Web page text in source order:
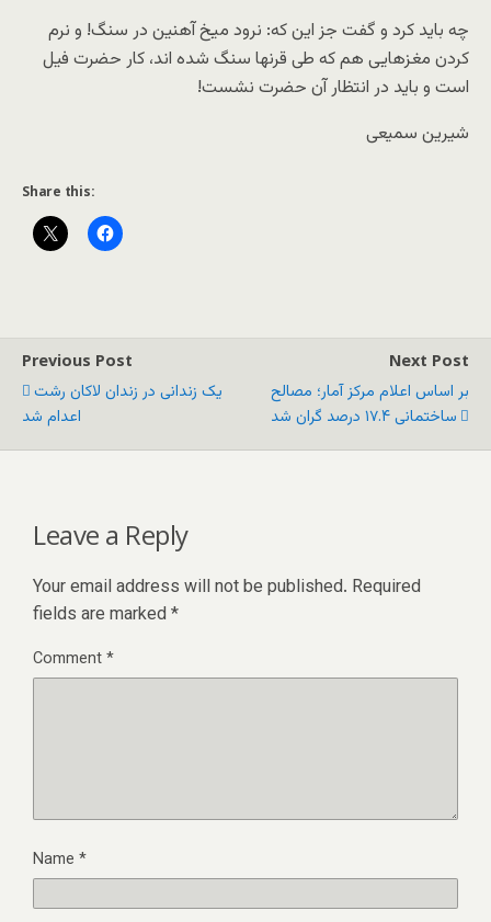
چه باید کرد و گفت جز این که: نرود میخ آهنین در سنگ! و نرم
کردن مغزهایی هم که طی قرنها سنگ شده اند، کار حضرت فیل
است و باید در انتظار آن حضرت نشست!
شیرین سمیعی
Share this:
Previous Post
یک زندانی در زندان لاکان رشت
اعدام شد
Next Post
بر اساس اعلام مرکز آمار؛ مصالح
ساختمانی ۱۷.۴ درصد گران شد
Leave a Reply
Your email address will not be published. Required
fields are marked *
Comment*
Name *